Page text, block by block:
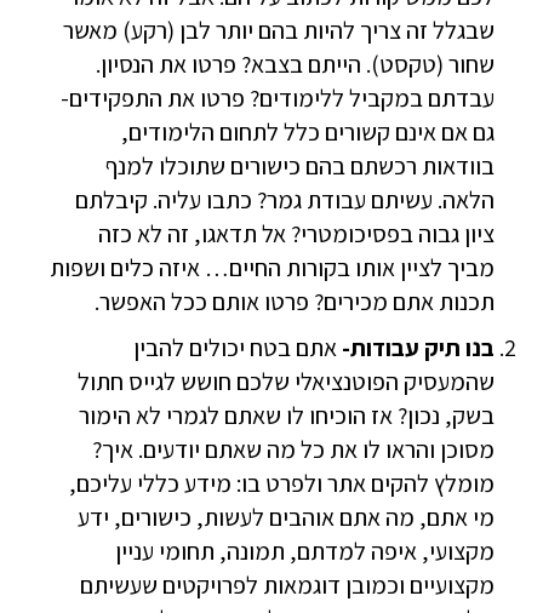
שבגלל זה צריך להיות בהם יותר לבן (רקע) מאשר
שחור (טקסט). הייתם בצבא? פרטו את הנסיון.
עבדתם במקביל ללימודים? פרטו את התפקידים-
גם אם אינם קשורים כלל לתחום הלימודים,
בוודאות רכשתם בהם כישורים שתוכלו למנף
הלאה. עשיתם עבודת גמר? כתבו עליה. קיבלתם
ציון גבוה בפסיכומטרי? אל תדאגו, זה לא כזה
מביך לציין אותו בקורות החיים… איזה כלים ושפות
תכנות אתם מכירים? פרטו אותם ככל האפשר.
בנו תיק עבודות-אתם בטח יכולים להבין
שהמעסיק הפוטנציאלי שלכם חושש לגייס חתול
בשק, נכון? אז הוכיחו לו שאתם לגמרי לא הימור
מסוכן והראו לו את כל מה שאתם יודעים. איך?
מומלץ להקים אתר ולפרט בו: מידע כללי עליכם,
מי אתם, מה אתם אוהבים לעשות, כישורים, ידע
מקצועי, איפה למדתם, תמונה, תחומי עניין
מקצועיים וכמובן דוגמאות לפרויקטים שעשיתם